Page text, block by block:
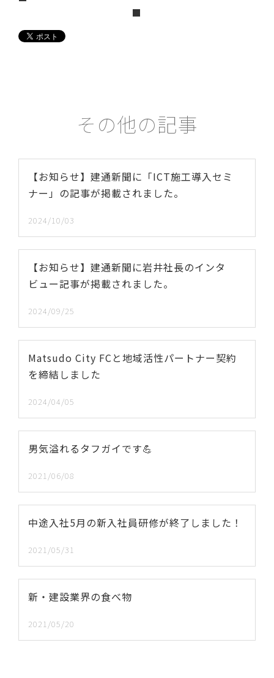
■
その他の記事
【お知らせ】建通新聞に「ICT施工導入セミ
ナー」の記事が掲載されました。
2024/10/03
【お知らせ】建通新聞に岩井社長のインタ
ビュー記事が掲載されました。
2024/09/25
Matsudo City FCと地域活性パートナー契約
を締結しました
2024/04/05
男気溢れるタフガイです💪
2021/06/08
中途入社5月の新入社員研修が終了しました！
2021/05/31
新・建設業界の食べ物
2021/05/20